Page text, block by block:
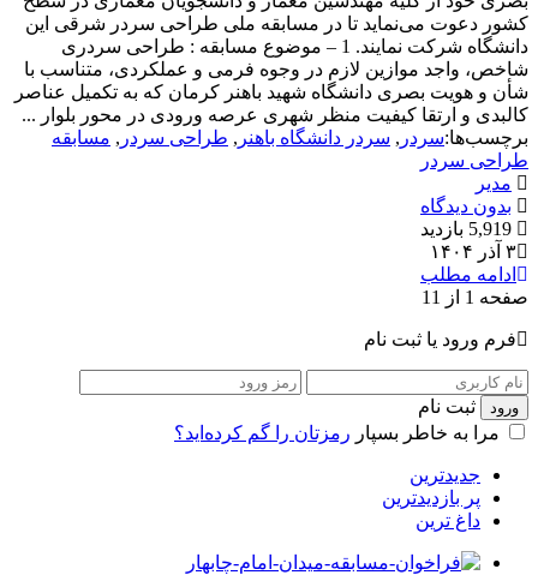
کشور دعوت می‌نماید تا در مسابقه ملی طراحی سردر شرقی این
دانشگاه شرکت نمایند. 1 – موضوع مسابقه : طراحی سردری
شاخص، واجد موازین لازم در وجوه فرمی و عملکردی، متناسب با
شأن و هویت بصری دانشگاه شهید باهنر کرمان که به تکمیل عناصر
کالبدی و ارتقا کیفیت منظر شهری عرصه ورودی در محور بلوار ...
برچسب‌ها:سردر , سردر دانشگاه باهنر , طراحی سردر , مسابقه
طراحی سردر
مدیر
بدون دیدگاه
۳ آذر ۱۴۰۴
ادامه مطلب
صفحه 1 از 1
1
فرم ورود یا ثبت نام
ثبت نام
مرا به خاطر بسپار رمزتان را گم کرده‌اید؟
جدیدترین
پر بازدیدترین
داغ ترین